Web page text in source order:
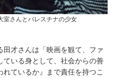
室さんとパレスチナの少女
田才さんは「映画を観て、ファ
ている身として、社会からの善
ているか』まで責任を持つこ